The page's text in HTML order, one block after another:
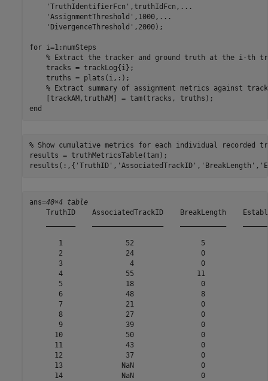
'TruthIdentifierFcn' ,truthIdFcn, ...
'AssignmentThreshold' ,1000, ...
'DivergenceThreshold' ,2000);
for i=1:numSteps
% Extract the tracker and ground truth at the i-th
    tracks = trackLog{i};
    truths = plats(i,:);
% Extract summary of assignment metrics against
end
% Show cumulative metrics for each individual recorded
results = truthMetricsTable(tam);
results(:,{ 'TruthID' , 'AssociatedTrackID' , 'BreakLength' ,
ans=40×4 table
TruthID    AssociatedTrackID    BreakLength
1               52                5
2               24                0
3                4                0
4               55               11
5               18                0
6               48                8
7               21                0
8               27                0
9               39                0
10               50                0
11               43                0
12               37                0
13              NaN                0
14              NaN                0